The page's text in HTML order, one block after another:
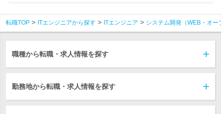
転職TOP ITエンジニアから探す ITエンジニア システム開発（WEB・オ
職種から転職・求人情報を探す
勤務地から転職・求人情報を探す